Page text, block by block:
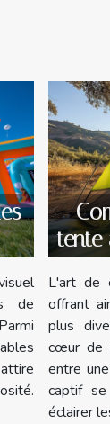
de
tente
L'art de
offrant
plus
cœur de
entre
captif
éclairer